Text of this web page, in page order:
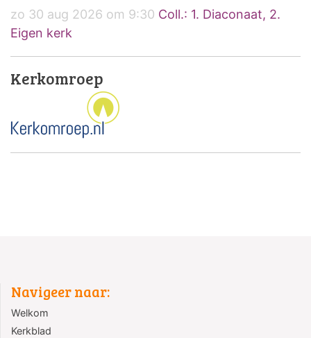
zo 30 aug 2026 om 9:30 Coll.: 1. Diaconaat, 2.
Eigen kerk
Kerkomroep
Navigeer naar:
Welkom
Kerkblad